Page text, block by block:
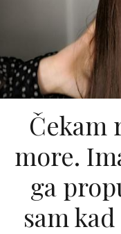
Čekam
more.
ga
sam